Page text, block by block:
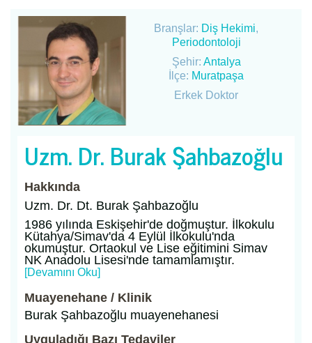
Branşlar: Diş Hekimi,
Periodontoloji
Şehir: Antalya
İlçe: Muratpaşa
Erkek Doktor
Uzm. Dr. Burak Şahbazoğlu
Hakkında
Uzm. Dr. Dt. Burak Şahbazoğlu
1986 yılında Eskişehir'de doğmuştur. İlkokulu
Kütahya/Simav'da 4 Eylül İlkokulu'nda
okumuştur. Ortaokul ve Lise eğitimini Simav
NK Anadolu Lisesi'nde tamamlamıştır.
[Devamını Oku]
Muayenehane / Klinik
Burak Şahbazoğlu muayenehanesi
Uyguladığı Bazı Tedaviler